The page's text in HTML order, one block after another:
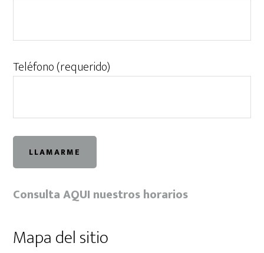
Teléfono (requerido)
Consulta AQUI nuestros horarios
Mapa del sitio